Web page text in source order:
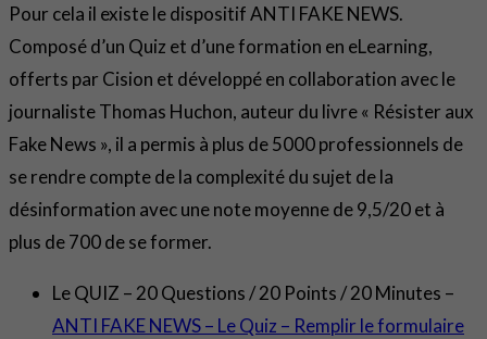
Pour cela il existe le dispositif ANTI FAKE NEWS.
Composé d’un Quiz et d’une formation en eLearning,
offerts par Cision et développé en collaboration avec le
journaliste Thomas Huchon, auteur du livre « Résister aux
Fake News », il a permis à plus de 5000 professionnels de
se rendre compte de la complexité du sujet de la
désinformation avec une note moyenne de 9,5/20 et à
plus de 700 de se former.
Le QUIZ – 20 Questions / 20 Points / 20 Minutes –
ANTI FAKE NEWS – Le Quiz – Remplir le formulaire